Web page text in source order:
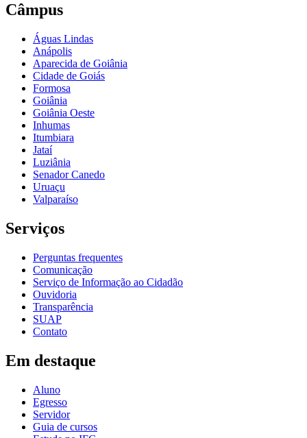
Câmpus
Águas Lindas
Anápolis
Aparecida de Goiânia
Cidade de Goiás
Formosa
Goiânia
Goiânia Oeste
Inhumas
Itumbiara
Jataí
Luziânia
Senador Canedo
Uruaçu
Valparaíso
Serviços
Perguntas frequentes
Comunicação
Serviço de Informação ao Cidadão
Ouvidoria
Transparência
SUAP
Contato
Em destaque
Aluno
Egresso
Servidor
Guia de cursos